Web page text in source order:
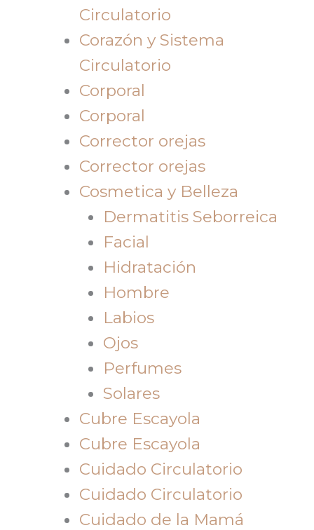
Circulatorio
Corazón y Sistema
Circulatorio
Corporal
Corporal
Corrector orejas
Corrector orejas
Cosmetica y Belleza
Dermatitis Seborreica
Facial
Hidratación
Hombre
Labios
Ojos
Perfumes
Solares
Cubre Escayola
Cubre Escayola
Cuidado Circulatorio
Cuidado Circulatorio
Cuidado de la Mamá